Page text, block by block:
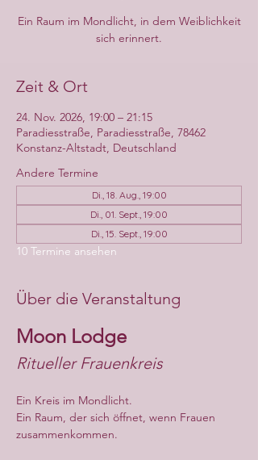
Ein Raum im Mondlicht, in dem Weiblichkeit
sich erinnert.
Zeit & Ort
24. Nov. 2026, 19:00 – 21:15
Paradiesstraße, Paradiesstraße, 78462
Konstanz-Altstadt, Deutschland
Andere Termine
Di., 18. Aug., 19:00
Di., 01. Sept., 19:00
Di., 15. Sept., 19:00
10 Termine ansehen
Über die Veranstaltung
Moon Lodge
Ritueller Frauenkreis
Ein Kreis im Mondlicht.
Ein Raum, der sich öffnet, wenn Frauen
zusammenkommen.